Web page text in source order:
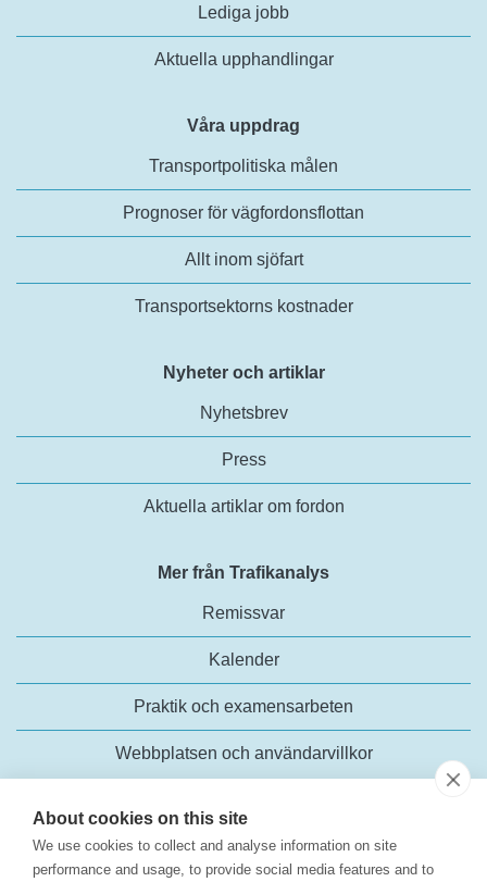
About cookies on this site
We use cookies to collect and analyse information on site
performance and usage, to provide social media features and to
Lediga jobb
Aktuella upphandlingar
Våra uppdrag
Transportpolitiska målen
Prognoser för vägfordonsflottan
Allt inom sjöfart
Transportsektorns kostnader
Nyheter och artiklar
Nyhetsbrev
Press
Aktuella artiklar om fordon
Mer från Trafikanalys
Remissvar
Kalender
Praktik och examensarbeten
Webbplatsen och användarvillkor